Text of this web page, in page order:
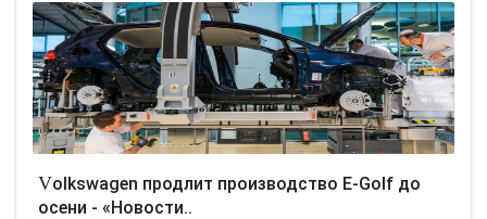
Volkswagen продлит производство E-Golf до
осени - «Новости..